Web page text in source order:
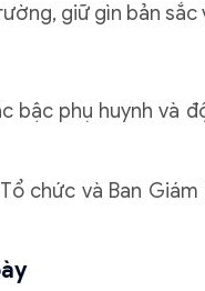
giữ gìn bản sắc
bậc phụ huynh và
chức và Ban